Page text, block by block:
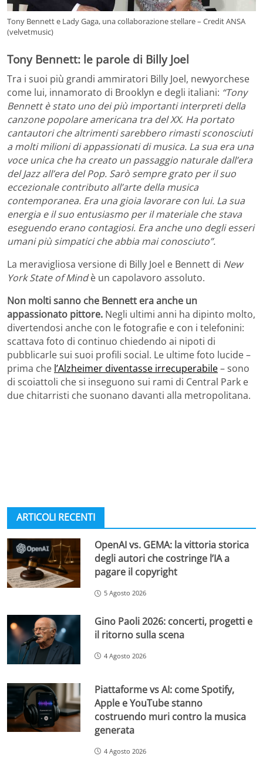
Tony Bennett e Lady Gaga, una collaborazione stellare – Credit ANSA
(velvetmusic)
Tony Bennett: le parole di Billy Joel
Tra i suoi più grandi ammiratori Billy Joel, newyorchese
come lui, innamorato di Brooklyn e degli italiani: “Tony
Bennett è stato uno dei più importanti interpreti della
canzone popolare americana tra del XX. Ha portato
cantautori che altrimenti sarebbero rimasti sconosciuti
a molti milioni di appassionati di musica. La sua era una
voce unica che ha creato un passaggio naturale dall’era
del Jazz all’era del Pop. Sarò sempre grato per il suo
eccezionale contributo all’arte della musica
contemporanea. Era una gioia lavorare con lui. La sua
energia e il suo entusiasmo per il materiale che stava
eseguendo erano contagiosi. Era anche uno degli esseri
umani più simpatici che abbia mai conosciuto”.
La meravigliosa versione di Billy Joel e Bennett di New
York State of Mindè un capolavoro assoluto.
Non molti sanno che Bennett era anche un
appassionato pittore. Negli ultimi anni ha dipinto molto,
divertendosi anche con le fotografie e con i telefonini:
scattava foto di continuo chiedendo ai nipoti di
pubblicarle sui suoi profili social. Le ultime foto lucide –
prima che l’Alzheimer diventasse irrecuperabile– sono
di scoiattoli che si inseguono sui rami di Central Park e
due chitarristi che suonano davanti alla metropolitana.
ARTICOLI RECENTI
OpenAI vs. GEMA: la vittoria storica
degli autori che costringe l’IA a
pagare il copyright
5 Agosto 2026
Gino Paoli 2026: concerti, progetti e
il ritorno sulla scena
4 Agosto 2026
Piattaforme vs AI: come Spotify,
Apple e YouTube stanno
costruendo muri contro la musica
generata
4 Agosto 2026